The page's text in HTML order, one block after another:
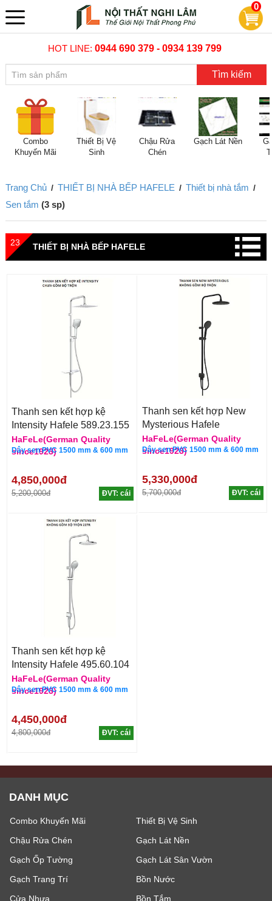
0
HOT LINE:0944 690 379 - 0934 139 799
Tìm kiếm
Combo
Khuyến Mãi
Thiết Bị Vệ
Sinh
Chậu Rửa
Chén
Gạch Lát Nền
Trang Chủ / THIẾT BỊ NHÀ BẾP HAFELE / Thiết bị nhà tắm /
Sen tắm (3 sp)
23 THIẾT BỊ NHÀ BẾP HAFELE
Thanh sen kết hợp kệ
Intensity Hafele 589.23.155
HaFeLe(German Quality
since1923)
Dây sen PVC 1500 mm & 600 mm
4,850,000đ
5,200,000đ ĐVT: cái
Thanh sen kết hợp New
Mysterious Hafele
495.60.105
HaFeLe(German Quality
since1923)
Dây sen PVC 1500 mm & 600 mm
5,330,000đ
5,700,000đ ĐVT: cái
Thanh sen kết hợp kệ
Intensity Hafele 495.60.104
HaFeLe(German Quality
since1923)
Dây sen PVC 1500 mm & 600 mm
4,450,000đ
4,800,000đ ĐVT: cái
DANH MỤC
Combo Khuyến Mãi
Thiết Bị Vệ Sinh
Chậu Rửa Chén
Gạch Lát Nền
Gạch Ốp Tường
Gạch Lát Sân Vườn
Gạch Trang Trí
Bồn Nước
Cửa Nhựa
Bồn Tắm